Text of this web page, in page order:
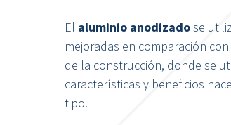
El aluminio anodizadose
mejoradas en comparación
de la construcción, donde se
características y beneficios
tipo.